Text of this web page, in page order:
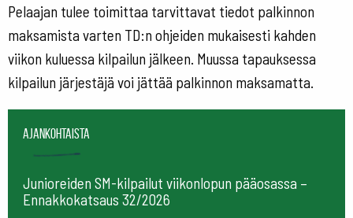
Pelaajan tulee toimittaa tarvittavat tiedot palkinnon
maksamista varten TD:n ohjeiden mukaisesti kahden
viikon kuluessa kilpailun jälkeen. Muussa tapauksessa
kilpailun järjestäjä voi jättää palkinnon maksamatta.
Ajankohtaista
Junioreiden SM-kilpailut viikonlopun pääosassa –
Ennakkokatsaus 32/2026